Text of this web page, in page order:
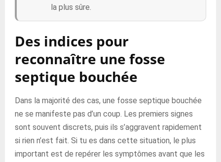
la plus sûre.
Des indices pour
reconnaître une fosse
septique bouchée
Dans la majorité des cas, une fosse septique bouchée
ne se manifeste pas d’un coup. Les premiers signes
sont souvent discrets, puis ils s’aggravent rapidement
si rien n’est fait. Si tu es dans cette situation, le plus
important est de repérer les symptômes avant que les